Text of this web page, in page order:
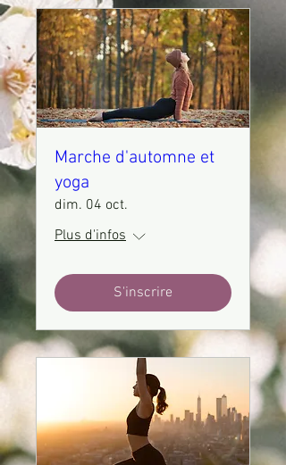
Marche d'automne et
yoga
dim. 04 oct.
Plus d'infos
S'inscrire